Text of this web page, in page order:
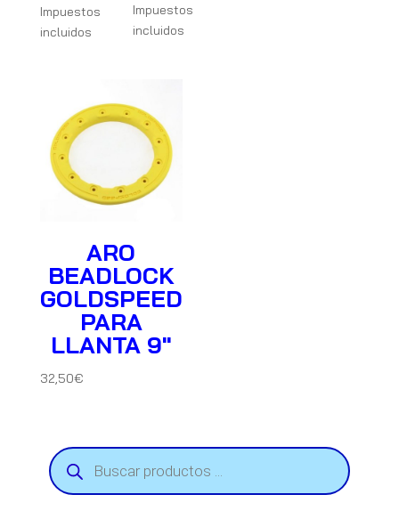
Impuestos
incluidos
Impuestos
incluidos
ARO
BEADLOCK
GOLDSPEED
PARA
LLANTA 9″
32,50€
Búsqueda
de
productos